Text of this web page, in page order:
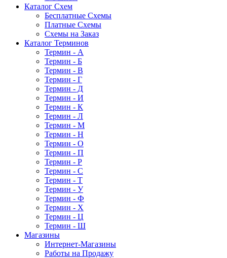
Каталог Схем
Бесплатные Схемы
Платные Схемы
Схемы на Заказ
Каталог Терминов
Термин - А
Термин - Б
Термин - В
Термин - Г
Термин - Д
Термин - И
Термин - К
Термин - Л
Термин - М
Термин - Н
Термин - О
Термин - П
Термин - Р
Термин - С
Термин - Т
Термин - У
Термин - Ф
Термин - Х
Термин - Ц
Термин - Ш
Магазины
Интернет-Магазины
Работы на Продажу